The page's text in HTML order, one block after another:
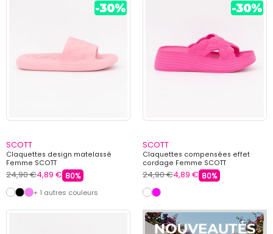
SCOTT
Claquettes design matelassé
Femme SCOTT
24,90 €4,89 € 80%
+ 1 autres couleurs
SCOTT
Claquettes compensées effet
cordage Femme SCOTT
24,90 €4,89 € 80%